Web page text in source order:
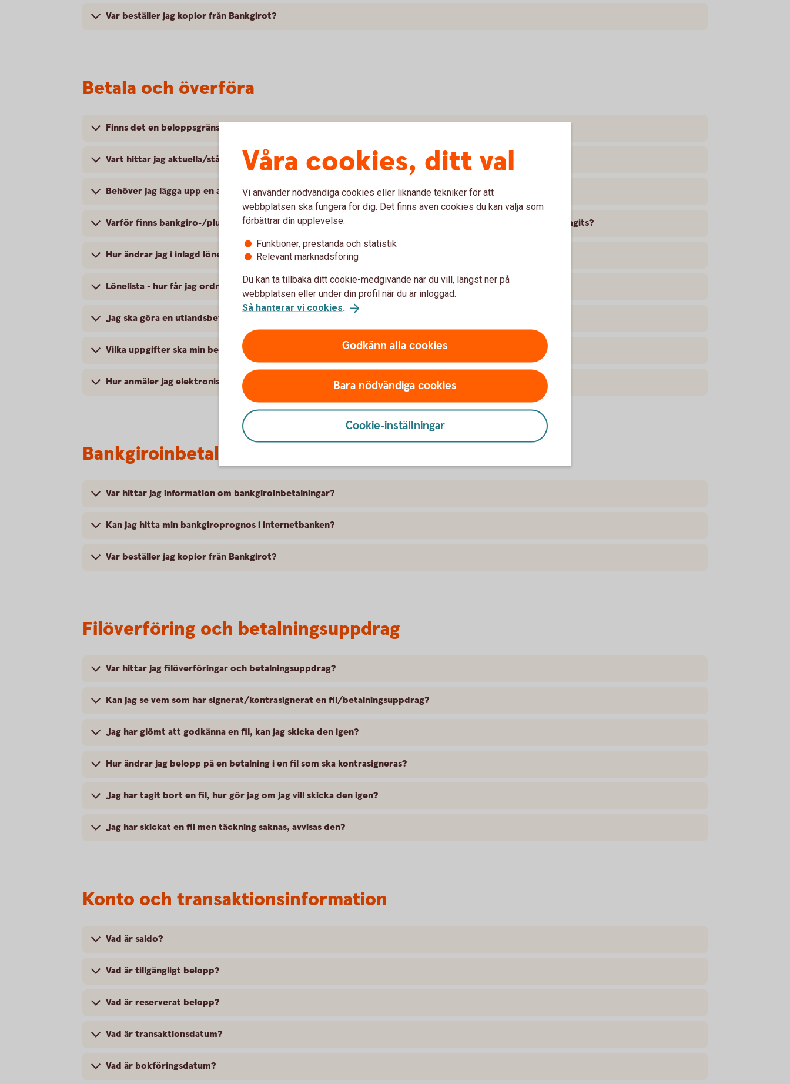
Var beställer jag kopior från Bankgirot?
Betala och överföra
Finns det en beloppsgräns för överföringar och betalningar? Kan jag göra en tillfällig höjning?
Vart hittar jag aktuella/stående överföringar?
Behöver jag lägga upp en avvisad betalning på nytt?
Varför finns bankgiro-/plusgirobetalningen kvar under Framtida betalningar/överföringar när pengarna dragits?
Hur ändrar jag i inlagd lönelista?
Lönelista - hur får jag ordning på mina mottagare?
Jag ska göra en utlandsbetalning, vad är IBAN och BIC?
Vilka uppgifter ska min betalning till utlandet innehålla?
Hur anmäler jag elektronisk faktura?
Bankgiroinbetalningar
Var hittar jag information om bankgiroinbetalningar?
Kan jag hitta min bankgiroprognos i internetbanken?
Var beställer jag kopior från Bankgirot?
Filöverföring och betalningsuppdrag
Var hittar jag filöverföringar och betalningsuppdrag?
Kan jag se vem som har signerat/kontrasignerat en fil/betalningsuppdrag?
Jag har glömt att godkänna en fil, kan jag skicka den igen?
Hur ändrar jag belopp på en betalning i en fil som ska kontrasigneras?
Jag har tagit bort en fil, hur gör jag om jag vill skicka den igen?
Jag har skickat en fil men täckning saknas, avvisas den?
Konto och transaktionsinformation
Vad är saldo?
Vad är tillgängligt belopp?
Vad är reserverat belopp?
Vad är transaktionsdatum?
Vad är bokföringsdatum?
Våra cookies, ditt val
Vi använder nödvändiga cookies eller liknande tekniker för att
webbplatsen ska fungera för dig. Det finns även cookies du kan välja som
förbättrar din upplevelse:
Funktioner, prestanda och statistik
Relevant marknadsföring
Du kan ta tillbaka ditt cookie-medgivande när du vill, längst ner på
webbplatsen eller under din profil när du är inloggad.
Så hanterar vi cookies.
Godkänn alla cookies
Bara nödvändiga cookies
Cookie-inställningar